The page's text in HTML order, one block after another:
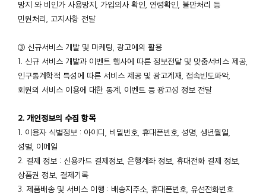
방지 와 비인가 사용방지, 가입의사 확인, 연령확인, 불만처리 등
민원처리, 고지사항 전달
③ 신규서비스 개발 및 마케팅, 광고에의 활용
1. 신규 서비스 개발과 이벤트 행사에 따른 정보전달 및 맞춤서비스 제공,
인구통계학적 특성에 따른 서비스 제공 및 광고게재, 접속빈도파악,
회원의 서비스 이용에 대한 통계, 이벤트 등 광고성 정보 전달
2. 개인정보의 수집 항목
1. 이용자 식별정보 : 아이디, 비밀번호, 휴대폰번호, 성명, 생년월일,
성별, 이메일
2. 결제 정보 : 신용카드 결제정보, 은행계좌 정보, 휴대전화 결제 정보,
상품권 정보, 결제기록
3. 제품배송 및 서비스 이행 : 배송지주소, 휴대폰번호, 유선전화번호